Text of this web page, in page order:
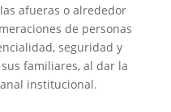
afueras o alrededor
de personas
seguridad y
familiares, al dar la
institucional.